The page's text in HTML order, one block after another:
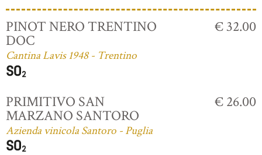
PINOT NERO TRENTINO
DOC
Cantina Lavis 1948 - Trentino
€ 32.00
PRIMITIVO SAN
MARZANO SANTORO
Azienda vinicola Santoro - Puglia
€ 26.00